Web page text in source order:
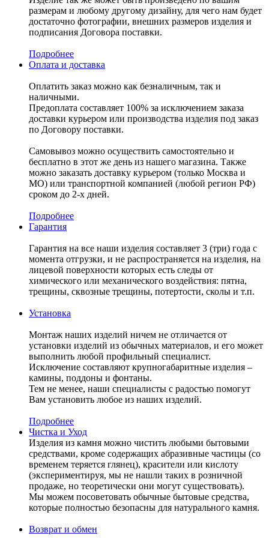
размерам и любому другому дизайну, для чего нам будет
достаточно фотографии, внешних размеров изделия и
подписания Договора поставки.
Подробнее
Оплата и доставка
Оплатить заказ можно как безналичным, так и
наличными.
Предоплата составляет 100% за исключением заказа
доставки курьером или производства изделия под заказ
по Договору поставки.
Самовывоз можно осуществить самостоятельно и
бесплатно в этот же день из нашего магазина. Также
можно заказать доставку курьером (только Москва и
МО) или транспортной компанией (любой регион РФ)
сроком до 2-х дней.
Подробнее
Гарантия
Гарантия на все наши изделия составляет 3 (три) года с
момента отгрузки, и не распространяется на изделия, на
лицевой поверхности которых есть следы от
химического или механического воздействия: пятна,
трещины, сквозные трещины, потертости, сколы и т.п.
Установка
Монтаж наших изделий ничем не отличается от
установки изделий из обычных материалов, и его может
выполнить любой профильный специалист.
Исключение составляют крупногабаритные изделия –
камины, поддоны и фонтаны.
Тем не менее, наши специалисты с радостью помогут
Вам установить любое из наших изделий.
Подробнее
Чистка и Уход
Изделия из камня можно чистить любыми бытовыми
средствами, кроме содержащих абразивные частицы (со
временем теряется глянец), красители или кислоту
(экспериментируя, мы не нашли таких в розничной
продаже, но теоретически они могут существовать).
Мы можем посоветовать обычные бытовые средства,
которые полностью безопасны для натурального камня.
Возврат и обмен